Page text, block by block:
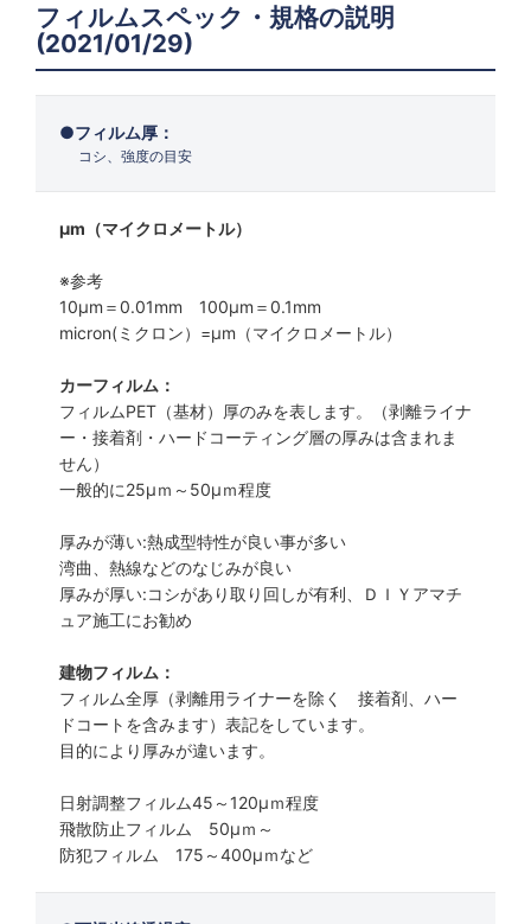
フィルムスペック・規格の説明
(2021/01/29)
フィルム厚：
コシ、強度の目安
μm（マイクロメートル）
※参考
10μm＝0.01mm 100μm＝0.1mm
micron(ミクロン）=µm（マイクロメートル）
カーフィルム：
フィルムPET（基材）厚のみを表します。（剥離ライナ
ー・接着剤・ハードコーティング層の厚みは含まれま
せん）
一般的に25µｍ～50µｍ程度
厚みが薄い:熱成型特性が良い事が多い
湾曲、熱線などのなじみが良い
厚みが厚い:コシがあり取り回しが有利、ＤＩＹアマチ
ュア施工にお勧め
建物フィルム：
フィルム全厚（剥離用ライナーを除く 接着剤、ハー
ドコートを含みます）表記をしています。
目的により厚みが違います。
日射調整フィルム45～120µｍ程度
飛散防止フィルム 50µｍ～
防犯フィルム 175～400µｍなど